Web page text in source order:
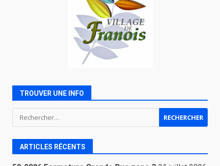
TROUVER UNE INFO
Rechercher :
ARTICLES RÉCENTS